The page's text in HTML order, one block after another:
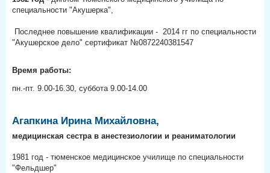
специальности "Акушерка",
Последнее повышение квалификации - 2014 гг по специальности
"Акушерское дело" сертификат №0872240381547
Время работы:
пн.-пт. 9.00-16.30, суббота 9.00-14.00
Агапкина Ирина Михайловна,
медицинская сестра в анестезиологии и реаниматологии
1981 год - тюменское медицинское училище по специальности
"Фельдшер"